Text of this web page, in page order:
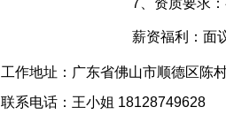
7、资质要求
薪资福利：面
工作地址：广东省佛山市顺德区陈
联系电话：王小姐 18128749628